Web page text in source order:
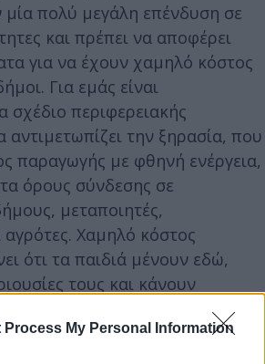
Process My Personal Information
πολύ μεγάλη επένδυση σε
και πρέπει να αποφέρει
για να έχουν χαμηλό κόστος
Για εμάς είναι
σχέδιο περιφερειακής
την ξηρασία, που
παραγωγής με φθηνή ενέργεια,
όρους σύνδεσης σε
μεταποιητές,
Χαμηλό κόστος
ότι τα παιδιά μένουν εδώ,
τους και κάνουν